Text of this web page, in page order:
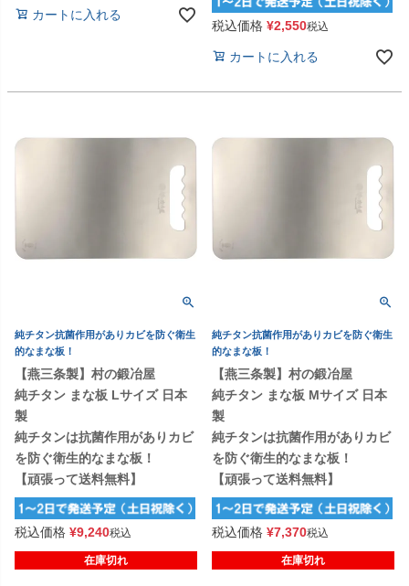
カートに入れる
税込価格 ¥2,550税込
カートに入れる
純チタン抗菌作用がありカビを防ぐ衛生
的なまな板！
【燕三条製】村の鍛冶屋
純チタン まな板 Lサイズ 日本
製
純チタンは抗菌作用がありカビ
を防ぐ衛生的なまな板！
【頑張って送料無料】
税込価格 ¥9,240税込
在庫切れ
純チタン抗菌作用がありカビを防ぐ衛生
的なまな板！
【燕三条製】村の鍛冶屋
純チタン まな板 Mサイズ 日本
製
純チタンは抗菌作用がありカビ
を防ぐ衛生的なまな板！
【頑張って送料無料】
税込価格 ¥7,370税込
在庫切れ